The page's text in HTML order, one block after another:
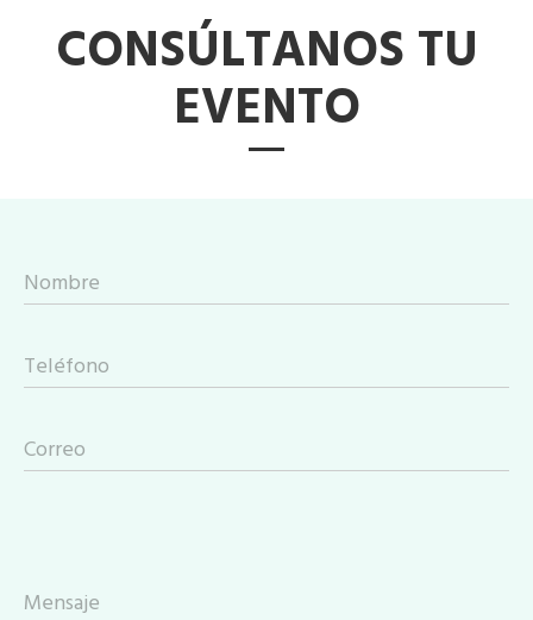
CONSÚLTANOS TU
EVENTO
Nombre
Teléfono
Correo
Mensaje